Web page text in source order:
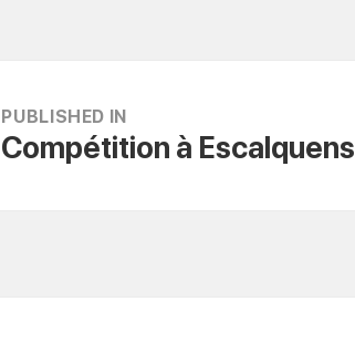
PUBLISHED IN
Compétition à Escalquens